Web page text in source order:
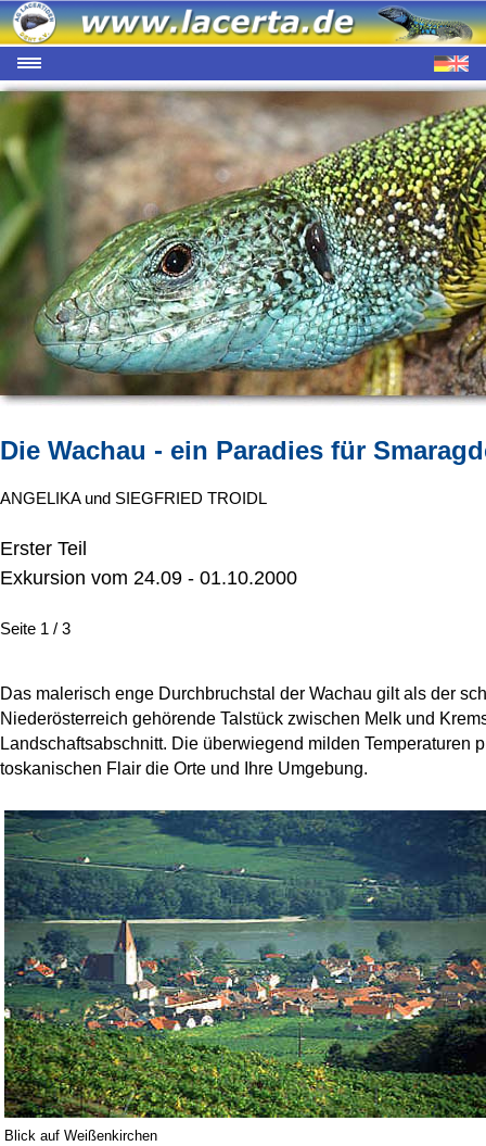
Die Wachau - ein Paradies für
ANGELIKA und SIEGFRIED TROIDL
Erster Teil
Exkursion vom 24.09 - 01.10.2000
Seite 1 / 3
Das malerisch enge Durchbruchstal der Wachau gilt als der
Niederösterreich gehörende Talstück zwischen Melk und
Landschaftsabschnitt. Die überwiegend milden
toskanischen Flair die Orte und Ihre Umgebung.
Blick auf Weißenkirchen